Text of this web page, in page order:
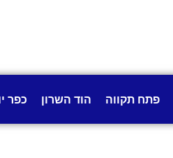
פתח תקווה הוד השרון כפר